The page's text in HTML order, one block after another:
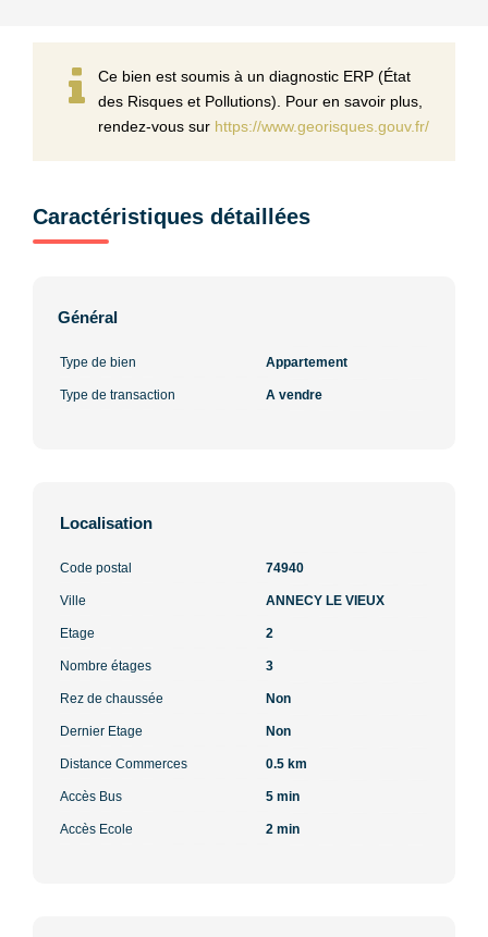
Ce bien est soumis à un diagnostic ERP (État
des Risques et Pollutions). Pour en savoir plus,
rendez-vous sur https://www.georisques.gouv.fr/
Caractéristiques détaillées
Général
Type de bien Appartement
Type de transaction A vendre
Localisation
Code postal 74940
Ville ANNECY LE VIEUX
Etage 2
Nombre étages 3
Rez de chaussée Non
Dernier Etage Non
Distance Commerces 0.5 km
Accès Bus 5 min
Accès Ecole 2 min